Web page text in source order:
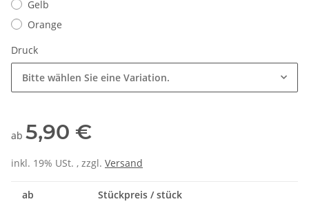
Gelb
Orange
Druck
Bitte wählen Sie eine Variation.
ab 5,90 €
inkl. 19% USt. , zzgl. Versand
ab Stückpreis / stück